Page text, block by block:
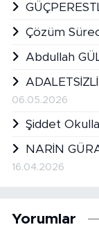
Çözüm
Abdullah
06.05.2026
Şiddet
NARİN
16.04.2026
Yorumlar